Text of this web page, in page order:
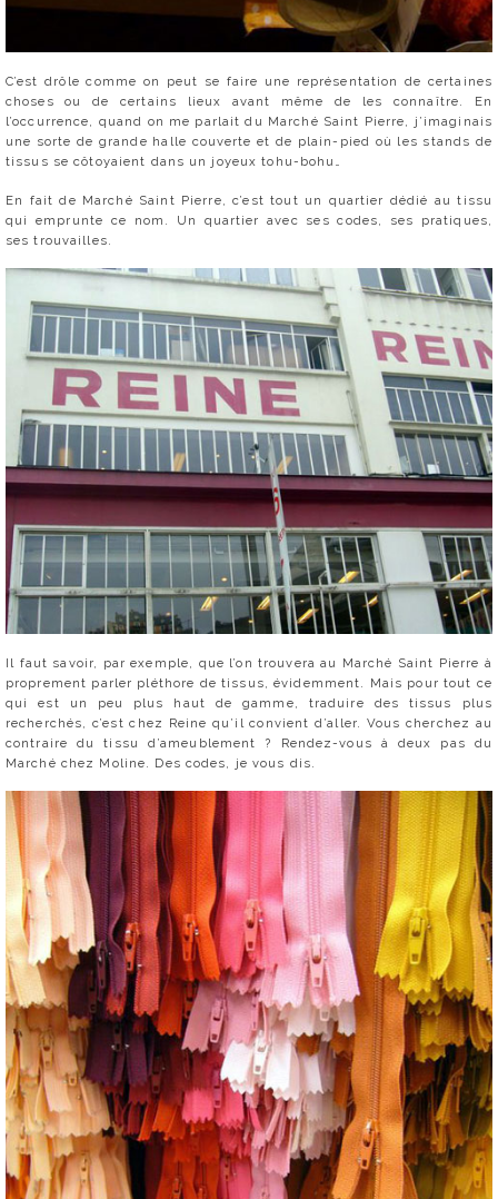
C’est drôle comme on peut se faire une représentation de certaines
choses ou de certains lieux avant même de les connaître. En
l’occurrence, quand on me parlait du Marché Saint Pierre, j’imaginais
une sorte de grande halle couverte et de plain-pied où les stands de
tissus se côtoyaient dans un joyeux tohu-bohu…
En fait de Marché Saint Pierre, c’est tout un quartier dédié au tissu
qui emprunte ce nom. Un quartier avec ses codes, ses pratiques,
ses trouvailles.
Il faut savoir, par exemple, que l’on trouvera au Marché Saint Pierre à
proprement parler pléthore de tissus, évidemment. Mais pour tout ce
qui est un peu plus haut de gamme, traduire des tissus plus
recherchés, c’est chez Reine qu’il convient d’aller. Vous cherchez au
contraire du tissu d’ameublement ? Rendez-vous à deux pas du
Marché chez Moline. Des codes, je vous dis.